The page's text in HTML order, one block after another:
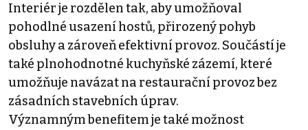
Interiér je rozdělen tak, aby umožňoval
pohodlné usazení hostů, přirozený pohyb
obsluhy a zároveň efektivní provoz. Součástí je
také plnohodnotné kuchyňské zázemí, které
umožňuje navázat na restaurační provoz bez
zásadních stavebních úprav.
Významným benefitem je také možnost